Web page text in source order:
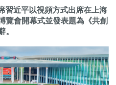
習近平以視頻方式出席在上海
覽會開幕式並發表題為《共創